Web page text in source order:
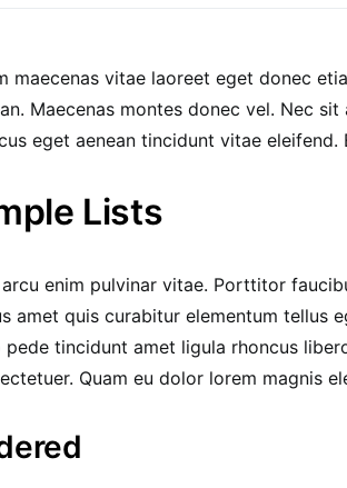
maecenas vitae laoreet eget donec
Maecenas montes donec vel. Nec
eget aenean tincidunt vitae
Lists
arcu enim pulvinar vitae. Porttitor
amet quis curabitur elementum tellus
pede tincidunt amet ligula rhoncus
Quam eu dolor lorem magnis